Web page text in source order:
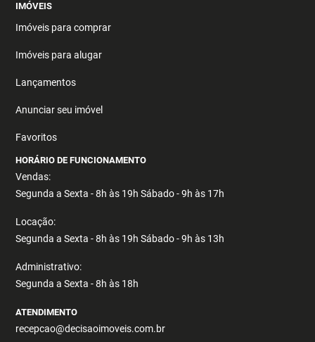
IMÓVEIS
Imóveis para comprar
Imóveis para alugar
Lançamentos
Anunciar seu imóvel
Favoritos
HORÁRIO DE FUNCIONAMENTO
Vendas:
Segunda a Sexta - 8h às 19h Sábado - 9h às 17h
Locação:
Segunda a Sexta - 8h às 19h Sábado - 9h às 13h
Administrativo:
Segunda a Sexta - 8h às 18h
ATENDIMENTO
recepcao@decisaoimoveis.com.br